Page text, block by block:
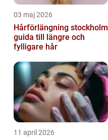
03 maj 2026
Hårförlängning stockholm
guida till längre och
fylligare hår
11 april 2026